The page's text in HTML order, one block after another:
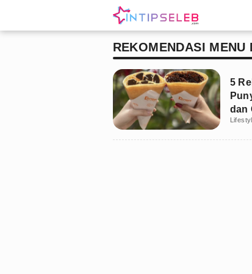
REKOMENDASI MENU
5
dan